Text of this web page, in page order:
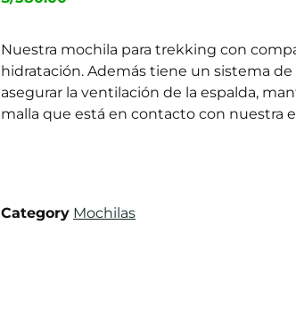
Nuestra mochila para trekking con
hidratación. Además tiene un sistema de
asegurar la ventilación de la espalda,
malla que está en contacto con nuestra
Category Mochilas